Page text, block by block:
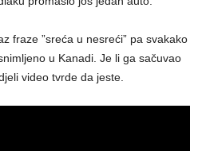
fraze ”sreća u nesreći” pa svakako
u Kanadi. Je li ga sačuvao
video tvrde da jeste.